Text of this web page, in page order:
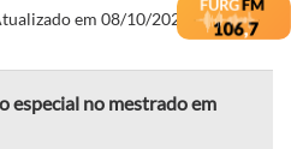
em 08/10/2020 às 10h21
especial no mestrado em